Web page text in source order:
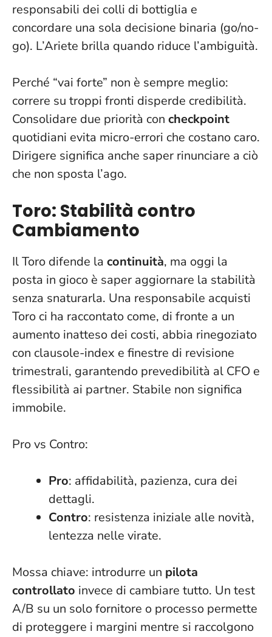
responsabili dei colli di bottiglia e
concordare una sola decisione binaria (go/no-
go). L’Ariete brilla quando riduce l’ambiguità.
Perché “vai forte” non è sempre meglio:
correre su troppi fronti disperde credibilità.
Consolidare due priorità con checkpoint
quotidiani evita micro-errori che costano caro.
Dirigere significa anche saper rinunciare a ciò
che non sposta l’ago.
Toro: Stabilità contro
Cambiamento
Il Toro difende la continuità, ma oggi la
posta in gioco è saper aggiornare la stabilità
senza snaturarla. Una responsabile acquisti
Toro ci ha raccontato come, di fronte a un
aumento inatteso dei costi, abbia rinegoziato
con clausole-index e finestre di revisione
trimestrali, garantendo prevedibilità al CFO e
flessibilità ai partner. Stabile non significa
immobile.
Pro vs Contro:
Pro: affidabilità, pazienza, cura dei
dettagli.
Contro: resistenza iniziale alle novità,
lentezza nelle virate.
Mossa chiave: introdurre un pilota
controllato invece di cambiare tutto. Un test
A/B su un solo fornitore o processo permette
di proteggere i margini mentre si raccolgono